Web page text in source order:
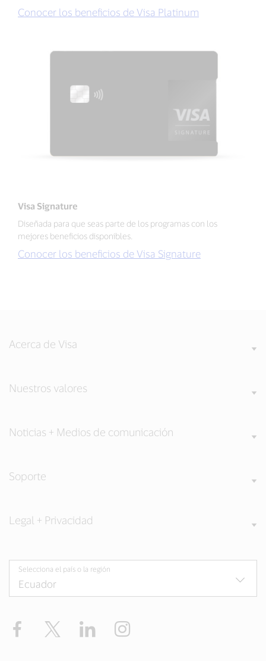
Conocer los beneficios de Visa Platinum
Visa Signature
Diseñada para que seas parte de los programas con los
mejores beneficios disponibles.
Conocer los beneficios de Visa Signature
Acerca de Visa
Nuestros valores
Noticias + Medios de comunicación
Soporte
Legal + Privacidad
Selecciona el país o la región
Facebook Twitter LinkedIn